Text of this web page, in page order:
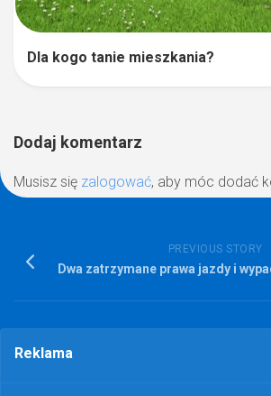
Dla kogo tanie mieszkania?
Dodaj komentarz
Musisz się zalogować, aby móc dodać
PREVIOUS STORY
Dwa zatrzymane prawa jazdy i
Reklama